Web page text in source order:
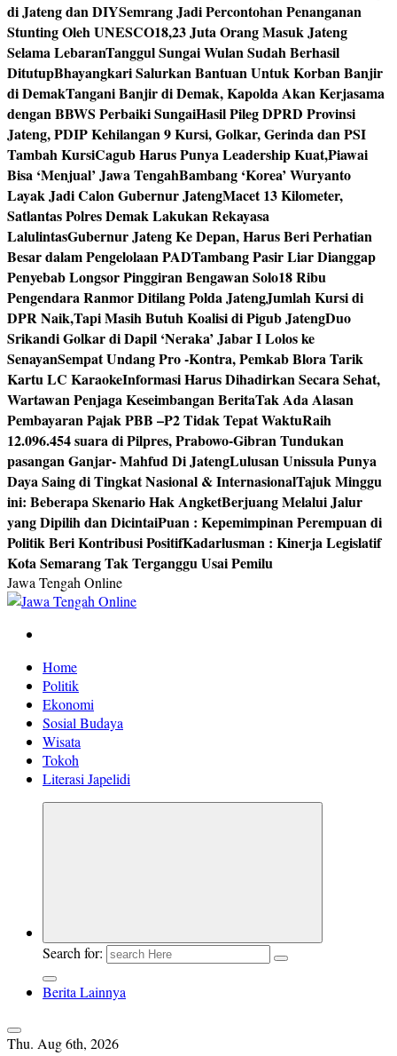
di Jateng dan DIYSemrang Jadi Percontohan Penanganan
Stunting Oleh UNESCO18,23 Juta Orang Masuk Jateng
Selama LebaranTanggul Sungai Wulan Sudah Berhasil
DitutupBhayangkari Salurkan Bantuan Untuk Korban Banjir
di DemakTangani Banjir di Demak, Kapolda Akan Kerjasama
dengan BBWS Perbaiki SungaiHasil Pileg DPRD Provinsi
Jateng, PDIP Kehilangan 9 Kursi, Golkar, Gerinda dan PSI
Tambah KursiCagub Harus Punya Leadership Kuat,Piawai
Bisa ‘Menjual’ Jawa TengahBambang ‘Korea’ Wuryanto
Layak Jadi Calon Gubernur JatengMacet 13 Kilometer,
Satlantas Polres Demak Lakukan Rekayasa
LalulintasGubernur Jateng Ke Depan, Harus Beri Perhatian
Besar dalam Pengelolaan PADTambang Pasir Liar Dianggap
Penyebab Longsor Pinggiran Bengawan Solo18 Ribu
Pengendara Ranmor Ditilang Polda JatengJumlah Kursi di
DPR Naik,Tapi Masih Butuh Koalisi di Pigub JatengDuo
Srikandi Golkar di Dapil ‘Neraka’ Jabar I Lolos ke
SenayanSempat Undang Pro -Kontra, Pemkab Blora Tarik
Kartu LC KaraokeInformasi Harus Dihadirkan Secara Sehat,
Wartawan Penjaga Keseimbangan BeritaTak Ada Alasan
Pembayaran Pajak PBB –P2 Tidak Tepat WaktuRaih
12.096.454 suara di Pilpres, Prabowo-Gibran Tundukan
pasangan Ganjar- Mahfud Di JatengLulusan Unissula Punya
Daya Saing di Tingkat Nasional & InternasionalTajuk Minggu
ini: Beberapa Skenario Hak AngketBerjuang Melalui Jalur
yang Dipilih dan DicintaiPuan : Kepemimpinan Perempuan di
Politik Beri Kontribusi PositifKadarlusman : Kinerja Legislatif
Kota Semarang Tak Terganggu Usai Pemilu
Jawa Tengah Online
Berita Jawa Tengah Terbaru dan Terkini
Home
Politik
Ekonomi
Sosial Budaya
Wisata
Tokoh
Literasi Japelidi
Search for:
Berita Lainnya
Thu. Aug 6th, 2026